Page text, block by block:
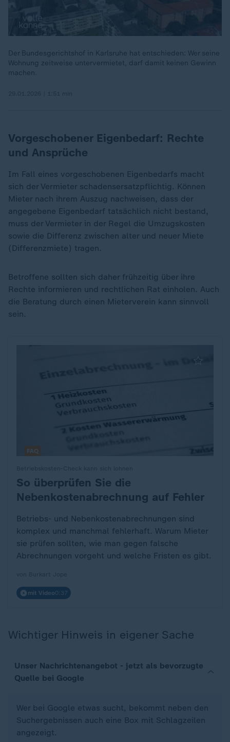
Der Bundesgerichtshof in Karlsruhe hat entschieden: Wer seine
Wohnung zeitweise untervermietet, darf damit keinen Gewinn
machen.
Vorgeschobener Eigenbedarf: Rechte
und Ansprüche
Im Fall eines vorgeschobenen Eigenbedarfs macht
sich der Vermieter schadensersatzpflichtig. Können
Mieter nach ihrem Auszug nachweisen, dass der
angegebene Eigenbedarf tatsächlich nicht bestand,
muss der Vermieter in der Regel die Umzugskosten
sowie die Differenz zwischen alter und neuer Miete
(Differenzmiete) tragen.
Betroffene sollten sich daher frühzeitig über ihre
Rechte informieren und rechtlichen Rat einholen. Auch
die Beratung durch einen Mieterverein kann sinnvoll
sein.
:So überprüfen Sie die
Nebenkostenabrechnung auf Fehler
Betriebs- und Nebenkostenabrechnungen sind
komplex und manchmal fehlerhaft. Warum Mieter
sie prüfen sollten, wie man gegen falsche
Abrechnungen vorgeht und welche Fristen es gibt.
mit Video0:37
FAQ
Wichtiger Hinweis in eigener Sache
Unser Nachrichtenangebot - jetzt als bevorzugte
Quelle bei Google
Wer bei Google etwas sucht, bekommt neben den
Suchergebnissen auch eine Box mit Schlagzeilen
angezeigt.